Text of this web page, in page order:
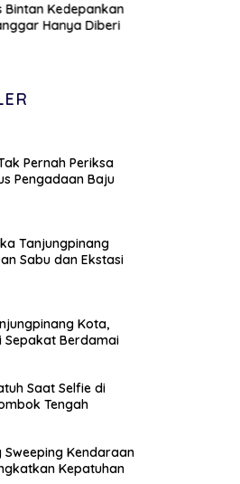
Bintan Kedepankan
Hanya Diberi
Pernah Periksa
Pengadaan Baju
Tanjungpinang
Sabu dan Ekstasi
Kota,
Sepakat Berdamai
Saat Selfie di
Tengah
Kendaraan
Kepatuhan